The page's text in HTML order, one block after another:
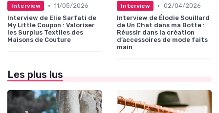
Interview • 11/05/2026
Interview de Elie Sarfati de
My Little Coupon : Valoriser
les Surplus Textiles des
Maisons de Couture
Interview • 02/04/2026
Interview de Élodie Souillard
de Un Chat dans ma Botte :
Réussir dans la création
d’accessoires de mode faits
main
Les plus lus